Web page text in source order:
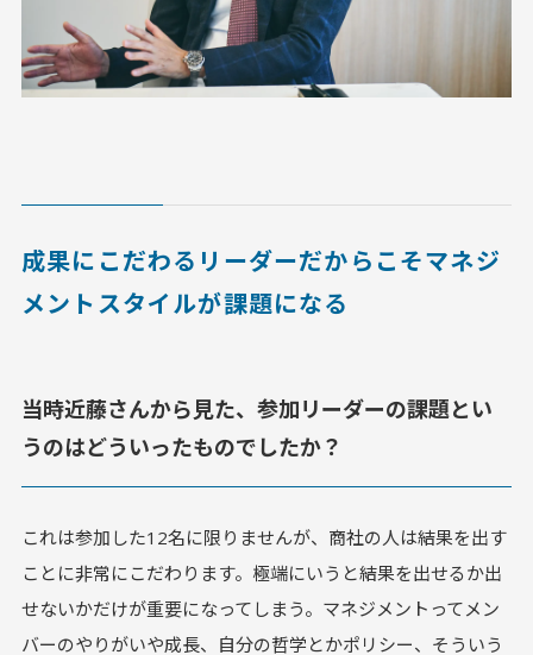
成果にこだわるリーダーだからこそマネジ
メントスタイルが課題になる
当時近藤さんから見た、参加リーダーの課題とい
うのはどういったものでしたか？
これは参加した12名に限りませんが、商社の人は結果を出す
ことに非常にこだわります。極端にいうと結果を出せるか出
せないかだけが重要になってしまう。マネジメントってメン
バーのやりがいや成長、自分の哲学とかポリシー、そういう